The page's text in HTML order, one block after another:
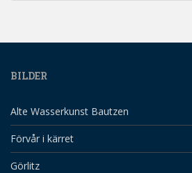
BILDER
Alte Wasserkunst Bautzen
Förvår i kärret
Görlitz